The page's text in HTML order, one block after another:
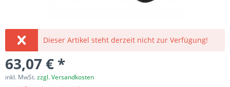
Dieser Artikel steht derzeit nicht zur Verfügung!
63,07 € *
inkl. MwSt.zzgl. Versandkosten